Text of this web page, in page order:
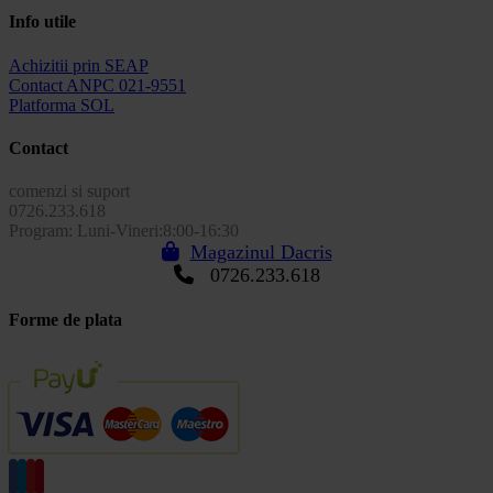
Info utile
Achizitii prin SEAP
Contact ANPC 021-9551
Platforma SOL
Contact
comenzi si suport
0726.233.618
Program: Luni-Vineri:8:00-16:30
Magazinul Dacris
0726.233.618
Forme de plata